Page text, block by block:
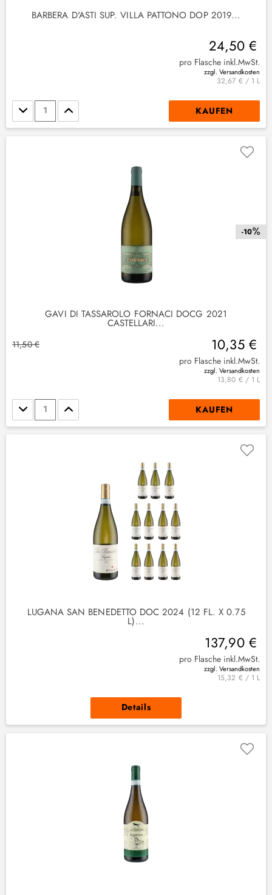
BARBERA D'ASTI SUP. VILLA PATTONO DOP 2019...
24,50 €
pro Flasche inkl.MwSt.
zzgl. Versandkosten
32,67 € / 1 L
Stückzahl KAUFEN
-10
GAVI DI TASSAROLO FORNACI DOCG 2021
CASTELLARI...
10,35 €
11,50 €
pro Flasche inkl.MwSt.
zzgl. Versandkosten
13,80 € / 1 L
Stückzahl KAUFEN
LUGANA SAN BENEDETTO DOC 2024 (12 FL. X 0.75
L)...
137,90 €
pro Flasche inkl.MwSt.
zzgl. Versandkosten
15,32 € / 1 L
Details